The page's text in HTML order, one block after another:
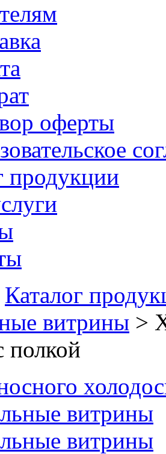
оферты
продукции
Каталог
витрины >
полкой
витрины
витрины